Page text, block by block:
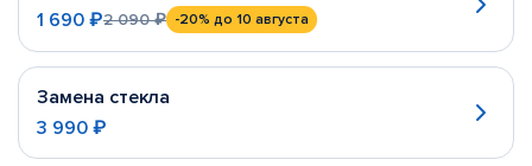
1 690 ₽2 090 ₽ -20% до 10 августа
Замена стекла
3 990 ₽